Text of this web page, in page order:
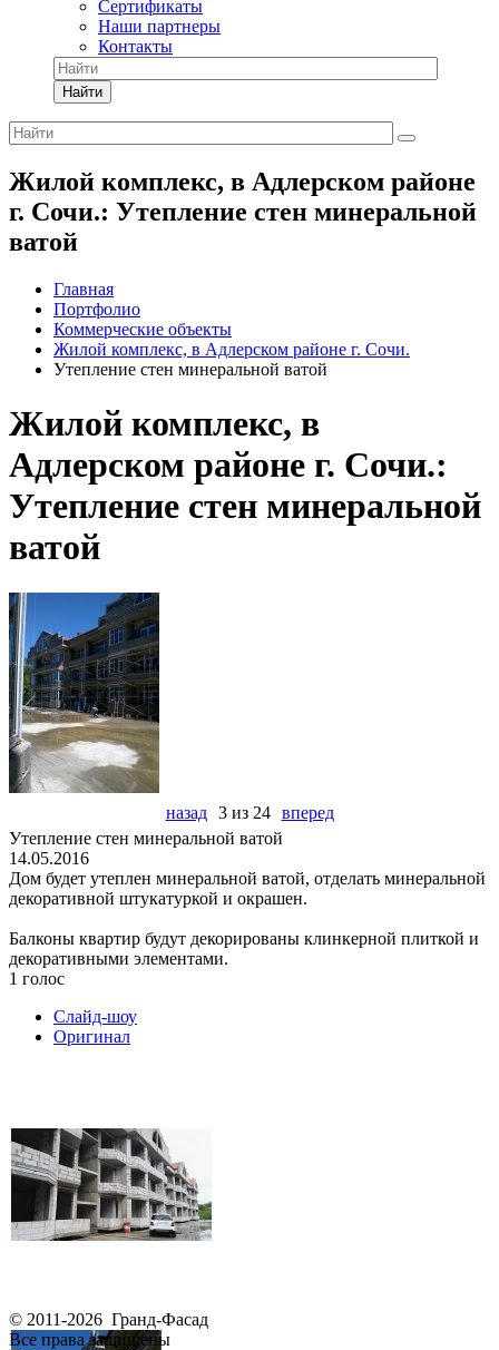
Сертификаты
Наши партнеры
Контакты
Найти
Жилой комплекс, в Адлерском районе
г. Сочи.: Утепление стен минеральной
ватой
Главная
Портфолио
Коммерческие объекты
Жилой комплекс, в Адлерском районе г. Сочи.
Утепление стен минеральной ватой
Жилой комплекс, в
Адлерском районе г. Сочи.:
Утепление стен минеральной
ватой
назад 3 из 24
вперед
Утепление стен минеральной ватой
14.05.2016
Дом будет утеплен минеральной ватой, отделать минеральной
декоративной штукатуркой и окрашен.
Балконы квартир будут декорированы клинкерной плиткой и
декоративными элементами.
1 голос
Слайд-шоу
Оригинал
© 2011-2026 Гранд-Фасад
Все права защищены